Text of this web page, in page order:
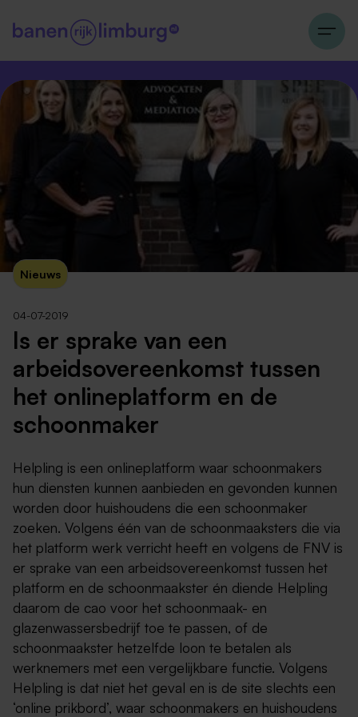
Nieuws
04-07-2019
Is er sprake van een
arbeidsovereenkomst tussen
het onlineplatform en de
schoonmaker
Helpling is een onlineplatform waar schoonmakers
hun diensten kunnen aanbieden en gevonden kunnen
worden door huishoudens die een schoonmaker
zoeken. Volgens één van de schoonmaaksters die via
het platform werk verricht heeft en volgens de FNV is
er sprake van een arbeidsovereenkomst tussen het
platform en de schoonmaakster én diende Helpling
daarom de cao voor het schoonmaak- en
glazenwassersbedrijf toe te passen, of de
schoonmaakster hetzelfde loon te betalen als
werknemers met een vergelijkbare functie. Volgens
Helpling is dat niet het geval en is de site slechts een
‘online prikbord’, waar schoonmakers en huishoudens